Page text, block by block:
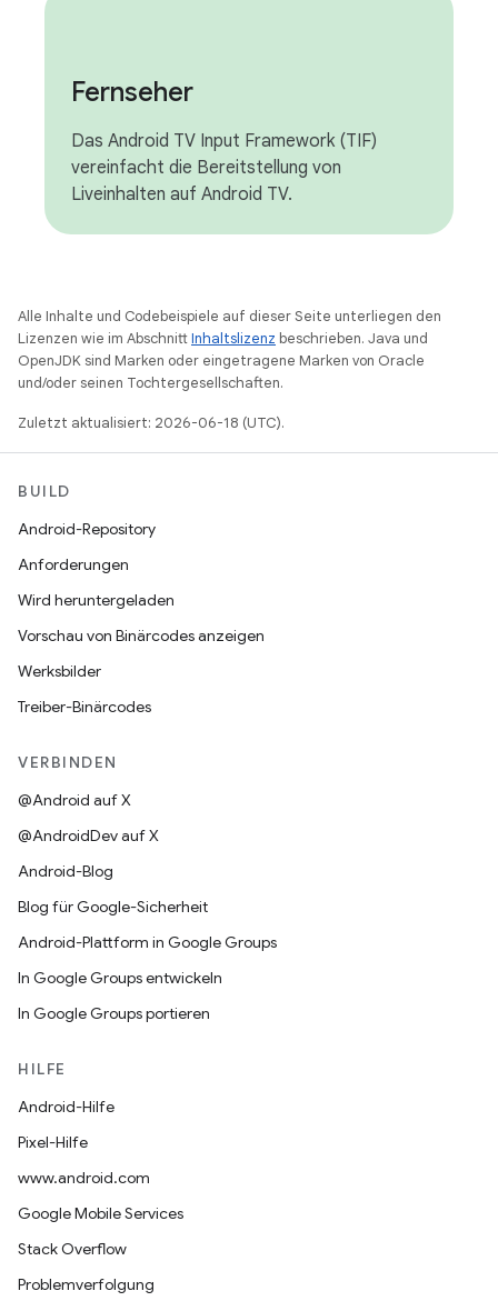
Fernseher
Das Android TV Input Framework (TIF)
vereinfacht die Bereitstellung von
Liveinhalten auf Android TV.
Alle Inhalte und Codebeispiele auf dieser Seite unterliegen den
Lizenzen wie im AbschnittInhaltslizenz beschrieben. Java und
OpenJDK sind Marken oder eingetragene Marken von Oracle
und/oder seinen Tochtergesellschaften.
Zuletzt aktualisiert: 2026-06-18 (UTC).
BUILD
Android-Repository
Anforderungen
Wird heruntergeladen
Vorschau von Binärcodes anzeigen
Werksbilder
Treiber-Binärcodes
VERBINDEN
@Android auf X
@AndroidDev auf X
Android-Blog
Blog für Google-Sicherheit
Android-Plattform in Google Groups
In Google Groups entwickeln
In Google Groups portieren
HILFE
Android-Hilfe
Pixel-Hilfe
www.android.com
Google Mobile Services
Stack Overflow
Problemverfolgung